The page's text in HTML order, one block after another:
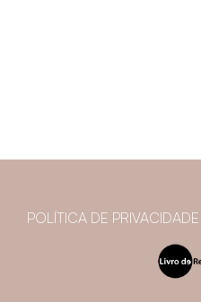
POLÍTICA DE PRIVACIDADE